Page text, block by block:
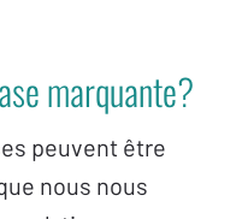
marquante?
peuvent être
nous nous